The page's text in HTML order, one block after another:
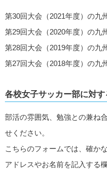
第30回大会（2021年度）の九
第29回大会（2020年度）の九
第28回大会（2019年度）の九
第27回大会（2018年度）の九
各校女子サッカー部に対す
部活の雰囲気、勉強との兼ね
せください。
こちらのフォームでは、確か
アドレスやお名前を記入する